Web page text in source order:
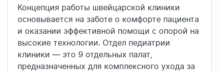
Концепция работы швейцарской клиники
основывается на заботе о комфорте пациента
и оказании эффективной помощи с опорой на
высокие технологии. Отдел педиатрии
клиники — это 9 отдельных палат,
предназначенных для комплексного ухода за